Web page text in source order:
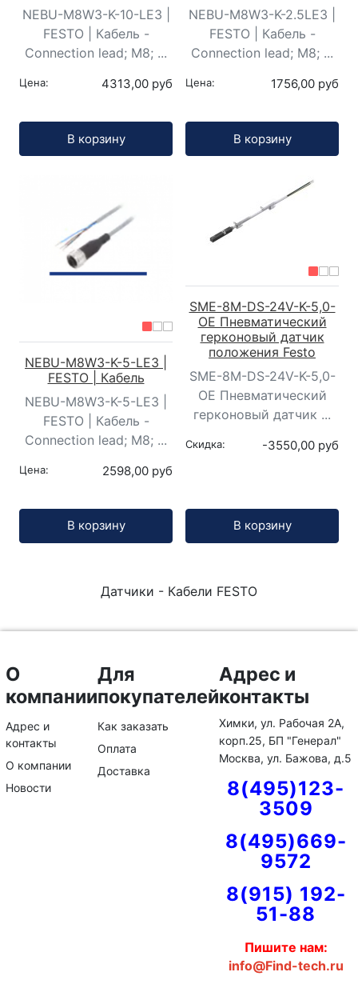
NEBU-M8W3-K-10-LE3 |
FESTO | Кабель -
Connection lead; M8; ...
Цена: 4313,00 руб
В корзину
NEBU-M8W3-K-2.5LE3 |
FESTO | Кабель -
Connection lead; M8; ...
Цена: 1756,00 руб
В корзину
NEBU-M8W3-K-5-LE3 |
FESTO | Кабель
NEBU-M8W3-K-5-LE3 |
FESTO | Кабель -
Connection lead; M8; ...
Цена: 2598,00 руб
В корзину
SME-8M-DS-24V-K-5,0-
OE Пневматический
герконовый датчик
положения Festo
SME-8M-DS-24V-K-5,0-
OE Пневматический
герконовый датчик ...
Скидка: -3550,00 руб
В корзину
Датчики - Кабели FESTO
О
компании
Адрес и
контакты
О компании
Новости
Для
покупателей
Как заказать
Оплата
Доставка
Адрес и
контакты
Химки, ул. Рабочая 2А,
корп.25, БП "Генерал"
Москва, ул. Бажова, д.5
8(495)123-
3509
8(495)669-
9572
8(915) 192-
51-88
Пишите нам:
info@Find-tech.ru